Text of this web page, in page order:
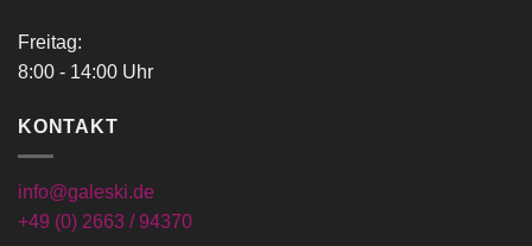
Freitag:
8:00 - 14:00 Uhr
KONTAKT
info@galeski.de
+49 (0) 2663 / 94370